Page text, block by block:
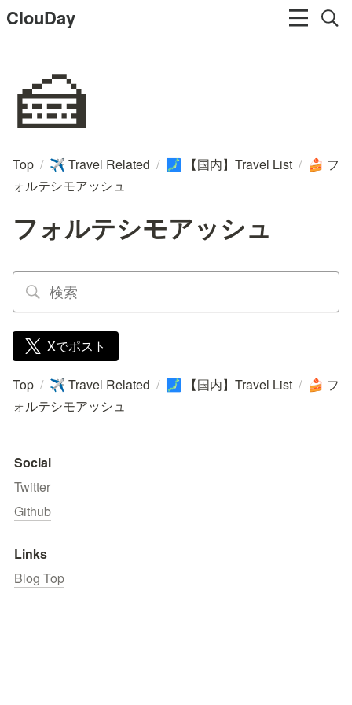
ClouDay
🍰
Top / ✈️ Travel Related / 🗾 【国内】Travel List / 🍰 フ
ォルテシモアッシュ
フォルテシモアッシュ
Xでポスト
Top / ✈️ Travel Related / 🗾 【国内】Travel List / 🍰 フ
ォルテシモアッシュ
Social
Twitter
Github
Links
Blog Top